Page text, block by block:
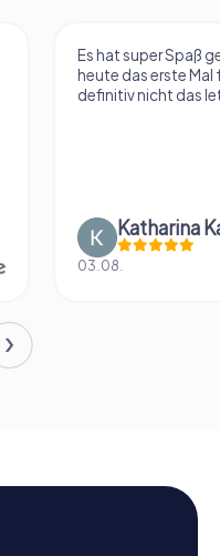
Es hat super Spaß
heute das erste Mal
definitiv nicht das
Katharina
03.08.